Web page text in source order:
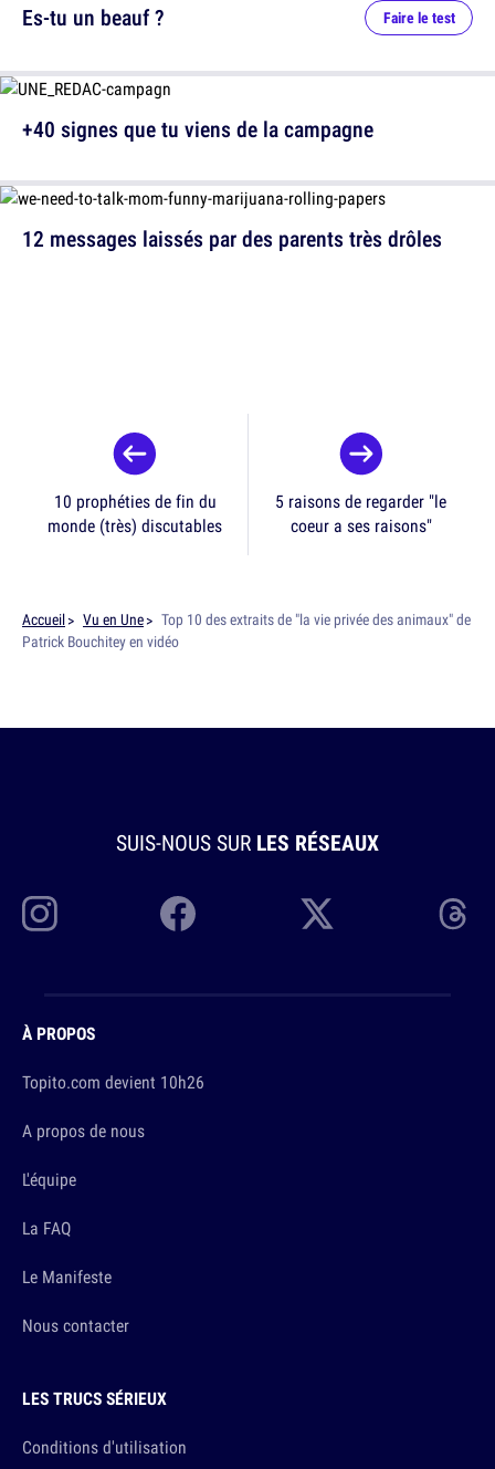
12 messages laissés par des parents très drôles
Es-tu un beauf ? Faire le test
+40 signes que tu viens de la campagne
10 prophéties de fin du
monde (très) discutables
5 raisons de regarder "le
coeur a ses raisons"
Accueil Vu en Une
Top 10 des extraits de "la vie privée des animaux" de
Patrick Bouchitey en vidéo
SUIS-NOUS SUR LES RÉSEAUX
À PROPOS
Topito.com devient 10h26
A propos de nous
L'équipe
La FAQ
Le Manifeste
Nous contacter
LES TRUCS SÉRIEUX
Conditions d'utilisation